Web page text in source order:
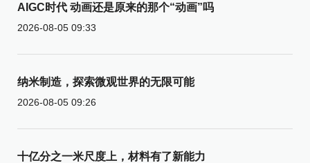
AIGC时代 动画还是原来的那个“动画”吗
2026-08-05 09:33
纳米制造，探索微观世界的无限可能
2026-08-05 09:26
十亿分之一米尺度上，材料有了新能力